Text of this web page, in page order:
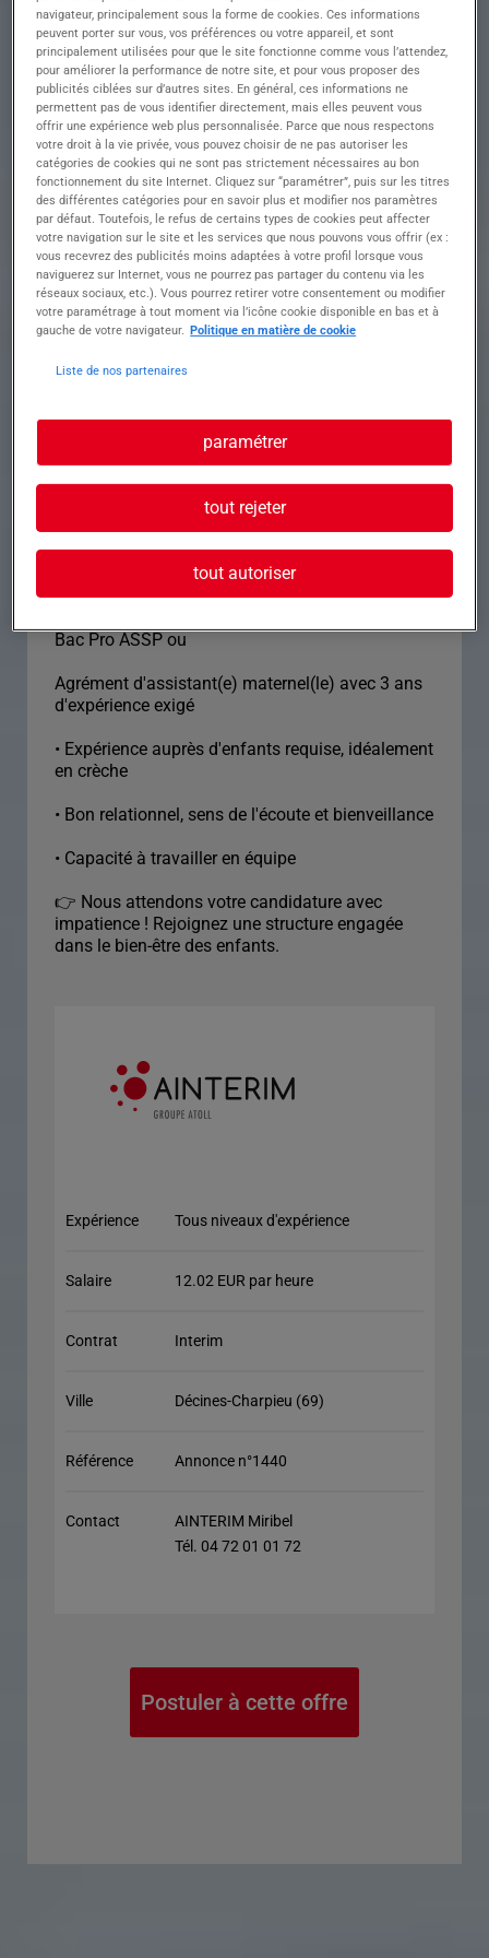
???? Vos missions Au cœur de la structure, vous
jouez un rôle essentiel dans le quotidien des
enfants :
• Accueillir les enfants ainsi que leurs parents
dans un climat de confiance
• Garantir la sécurité, la santé et le bien-être des
enfants
• Accompagner chaque enfant dans son
développement, en respectant son rythme
• Proposer des activités variées et adaptées à leur
âge et leurs capacités
• Participer aux temps forts de la journée :
accueil, repas, soins, sieste
• Favoriser l' autonomie et la confiance en soi des
enfants
35h/semaine
???? Rémunération • 12,31 € brut / heure
• primes liées à l'intérim
Profil recherché
Bac Pro ASSP ou
Agrément d'assistant(e) maternel(le) avec 3 ans
d'expérience exigé
• Expérience auprès d'enfants requise, idéalement
en crèche
• Bon relationnel, sens de l'écoute et bienveillance
• Capacité à travailler en équipe
👉 Nous attendons votre candidature avec
impatience ! Rejoignez une structure engagée
dans le bien-être des enfants.
Expérience Tous niveaux d'expérience
Salaire 12.02 EUR par heure
Contrat Interim
Ville Décines-Charpieu (69)
Référence Annonce n°1440
Contact
AINTERIM Miribel
Tél. 04 72 01 01 72
Postuler à cette offre
navigateur, principalement sous la forme de cookies. Ces informations
peuvent porter sur vous, vos préférences ou votre appareil, et sont
principalement utilisées pour que le site fonctionne comme vous l’attendez,
pour améliorer la performance de notre site, et pour vous proposer des
publicités ciblées sur d’autres sites. En général, ces informations ne
permettent pas de vous identifier directement, mais elles peuvent vous
offrir une expérience web plus personnalisée. Parce que nous respectons
votre droit à la vie privée, vous pouvez choisir de ne pas autoriser les
catégories de cookies qui ne sont pas strictement nécessaires au bon
fonctionnement du site Internet. Cliquez sur “paramétrer”, puis sur les titres
des différentes catégories pour en savoir plus et modifier nos paramètres
par défaut. Toutefois, le refus de certains types de cookies peut affecter
votre navigation sur le site et les services que nous pouvons vous offrir (ex :
vous recevrez des publicités moins adaptées à votre profil lorsque vous
naviguerez sur Internet, vous ne pourrez pas partager du contenu via les
réseaux sociaux, etc.). Vous pourrez retirer votre consentement ou modifier
votre paramétrage à tout moment via l’icône cookie disponible en bas et à
gauche de votre navigateur. Politique en matière de cookie
Liste de nos partenaires
paramétrer
tout rejeter
tout autoriser